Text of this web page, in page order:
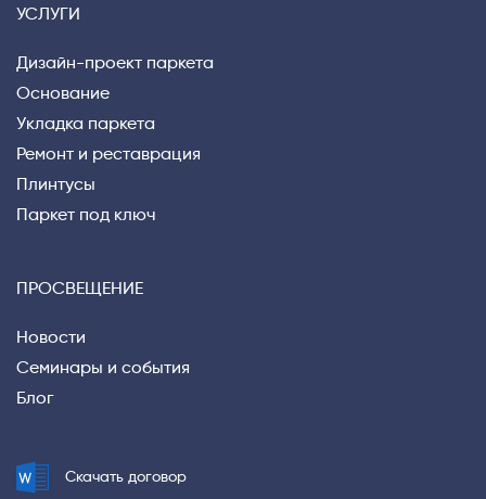
УСЛУГИ
Дизайн-проект паркета
Основание
Укладка паркета
Ремонт и реставрация
Плинтусы
Паркет под ключ
ПРОСВЕЩЕНИЕ
Новости
Семинары и события
Блог
Скачать договор